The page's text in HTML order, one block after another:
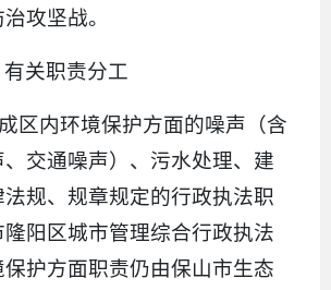
攻坚战。
有关职责分工
区内环境保护方面的噪声（含
交通噪声）、污水处理、建
规、规章规定的行政执法职
阳区城市管理综合行政执法
护方面职责仍由保山市生态